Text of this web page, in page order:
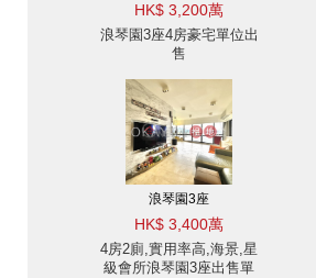
HK$ 3,200萬
浪琴園3座4房豪宅單位出
售
浪琴園3座
HK$ 3,400萬
4房2廁,實用率高,海景,星
級會所浪琴園3座出售單